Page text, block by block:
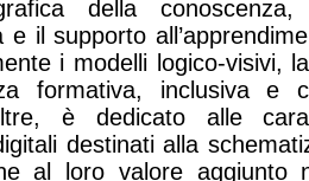
grafica della
e il supporto
i modelli logico-visivi,
formativa, inclusiva e
è dedicato alle
destinati alla
al loro valore aggiunto